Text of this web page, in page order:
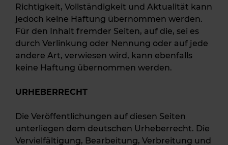
Richtigkeit, Vollständigkeit und Aktualität kann
jedoch keine Haftung übernommen werden.
Für den Inhalt fremder Seiten, auf die, sei es
durch Verlinkung oder Nennung oder auf jede
andere Art, verwiesen wird, kann ebenfalls
keine Haftung übernommen werden.
URHEBERRECHT
Die Veröffentlichungen auf diesen Seiten
unterliegen dem deutschen Urheberrecht. Die
Vervielfältigung, Bearbeitung, Verbreitung und